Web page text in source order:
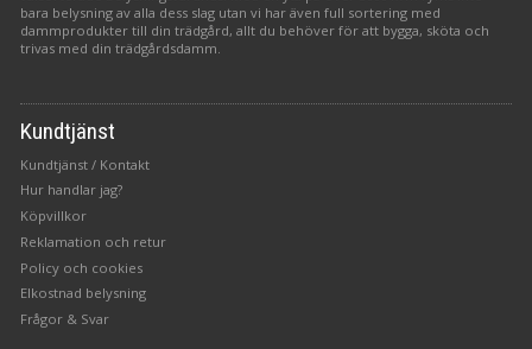
bara belysning av alla dess slag utan vi har även full sortering med
dammprodukter till din trädgård, allt du behöver för att bygga, sköta och
trivas med din trädgårdsdamm.
Kundtjänst
Kundtjänst / Kontakt
Hur handlar jag?
Köpvillkor
Reklamation och retur
Policy och cookies
Elkostnad belysning
Frågor & Svar